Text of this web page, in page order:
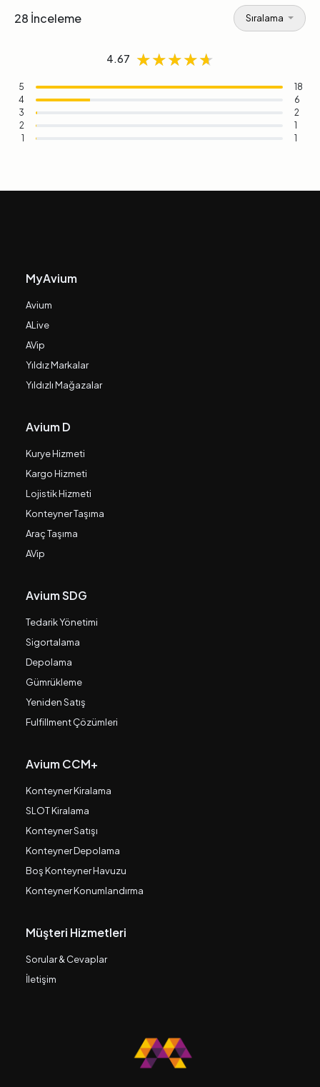
28 İnceleme Sıralama
4.67 ★★★★★
★★★★★
★★★★★
5
18
4
6
3
2
2
1
1
1
MyAvium
Avium
ALive
AVip
Yıldız Markalar
Yıldızlı Mağazalar
Avium D
Kurye Hizmeti
Kargo Hizmeti
Lojistik Hizmeti
Konteyner Taşıma
Araç Taşıma
AVip
Avium SDG
Tedarik Yönetimi
Sigortalama
Depolama
Gümrükleme
Yeniden Satış
Fulfillment Çözümleri
Avium CCM+
Konteyner Kiralama
SLOT Kiralama
Konteyner Satışı
Konteyner Depolama
Boş Konteyner Havuzu
Konteyner Konumlandırma
Müşteri Hizmetleri
Sorular & Cevaplar
İletişim